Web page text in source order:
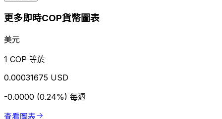
更多即時COP貨幣圖表
美元
1 COP 等於
0.00031675 USD
-0.0000 (0.24%) 每週
查看圖表